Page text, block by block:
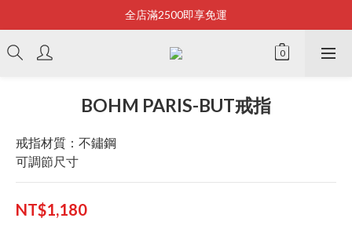
Bonjour~
全店滿2500即享免運
Bonjour~
BOHM PARIS-BUT戒指
戒指材質：不鏽鋼
可調節尺寸
NT$1,180